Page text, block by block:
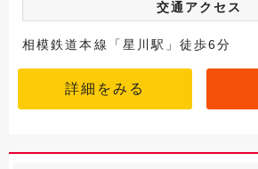
交通アクセス
相模鉄道本線「星川駅」徒歩6分
詳細をみる